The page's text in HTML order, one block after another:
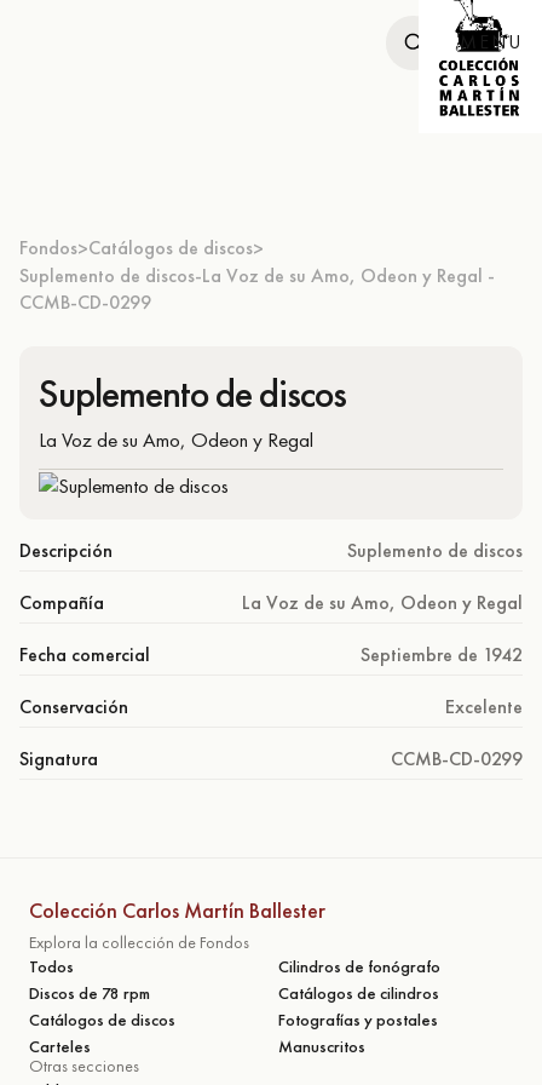
MENU
Fondos>Catálogos de discos>
Suplemento de discos-La Voz de su Amo, Odeon y Regal -
CCMB-CD-0299
Suplemento de discos
La Voz de su Amo, Odeon y Regal
Descripción Suplemento de discos
Compañía La Voz de su Amo, Odeon y Regal
Fecha comercial Septiembre de 1942
Conservación Excelente
Signatura CCMB-CD-0299
Colección Carlos Martín Ballester
Explora la collección de Fondos
Todos
Cilindros de fonógrafo
Discos de 78 rpm
Catálogos de cilindros
Catálogos de discos
Fotografías y postales
Carteles
Manuscritos
Otras secciones